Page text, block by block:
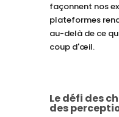
façonnent nos
plateformes
au-delà de ce
coup d'œil.
Le défi des
des